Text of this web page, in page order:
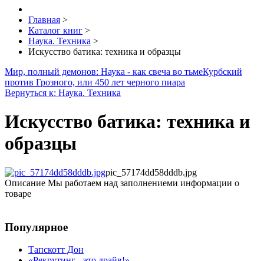
Главная >
Каталог книг >
Наука. Техника >
Искусство батика: техника и образцы
Мир, полный демонов: Наука - как свеча во тьмеКурбский
против Грозного, или 450 лет черного пиара
Вернуться к: Наука. Техника
Искусство батика: техника и
образцы
pic_57174dd58dddb.jpg
Описание Мы работаем над заполнениеми информации о
товаре
Популярное
Тапскотт Дон